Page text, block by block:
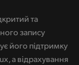
та
запису
його підтримку
а відрахування